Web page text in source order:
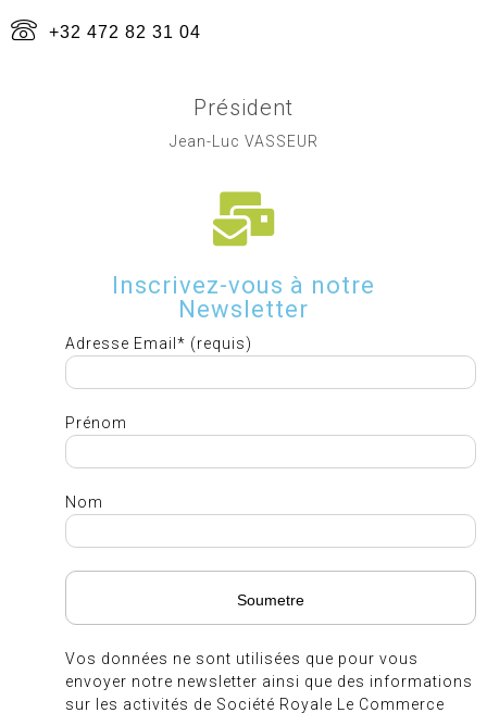
+32 472 82 31 04
Président
Jean-Luc VASSEUR
Inscrivez-vous à notre
Newsletter
Adresse Email* (requis)
Prénom
Nom
Vos données ne sont utilisées que pour vous
envoyer notre newsletter ainsi que des informations
sur les activités de Société Royale Le Commerce